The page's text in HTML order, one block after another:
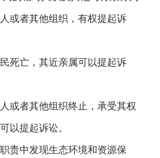
或者其他组织，有权提起诉
死亡，其近亲属可以提起诉
或者其他组织终止，承受其权
以提起诉讼。
责中发现生态环境和资源保